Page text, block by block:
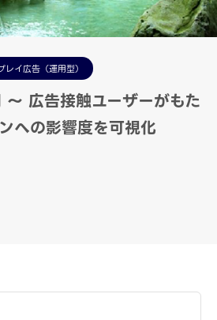
レイ広告（運用型）
広告接触ユーザーがもた
への影響度を可視化